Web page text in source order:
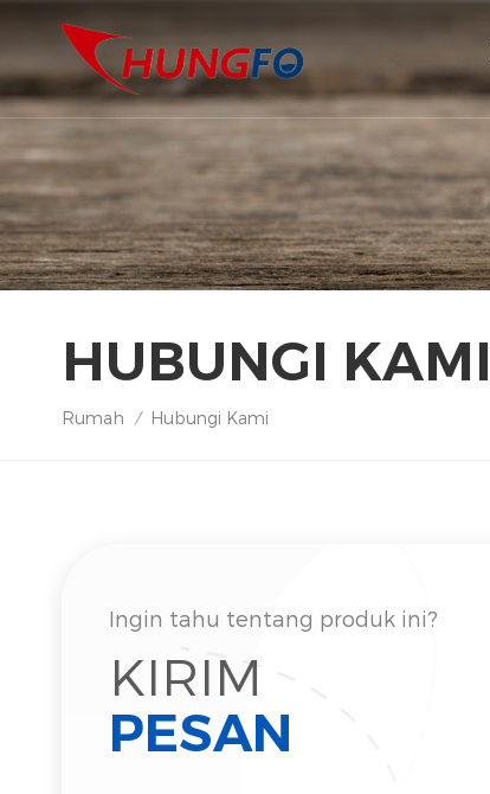
HUBUNGI KAMI
Rumah / Hubungi Kami
Ingin tahu tentang produk ini?
KIRIM
PESAN